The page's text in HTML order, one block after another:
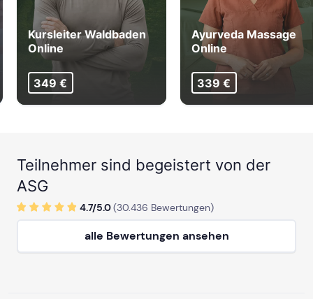
Kursleiter Waldbaden
Online
349 €
Ayurveda Massage
Online
339 €
Teilnehmer sind begeistert von der
ASG
4.7/5.0(30.436 Bewertungen)
alle Bewertungen ansehen